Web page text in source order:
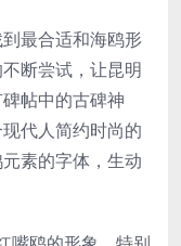
最合适和海鸥形
断尝试，让昆明
帖中的古碑神
代人简约时尚的
素的字体，生动